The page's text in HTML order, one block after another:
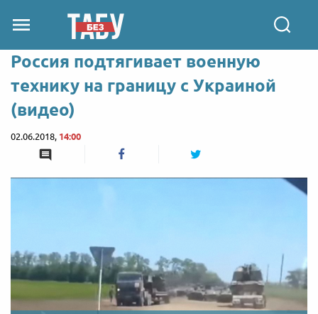
Россия подтягивает военную
технику на границу с Украиной
(видео)
02.06.2018, 14:00